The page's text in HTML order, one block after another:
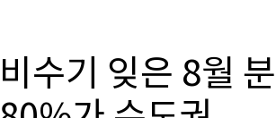
비수기 잊은 8월